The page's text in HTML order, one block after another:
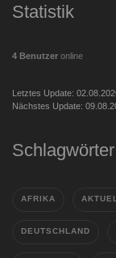
Statistik
4 Benutzer online
Letztes Update:
Nächstes Update:
Schlagwörter
AFRIKA
DEUTSCHLAND